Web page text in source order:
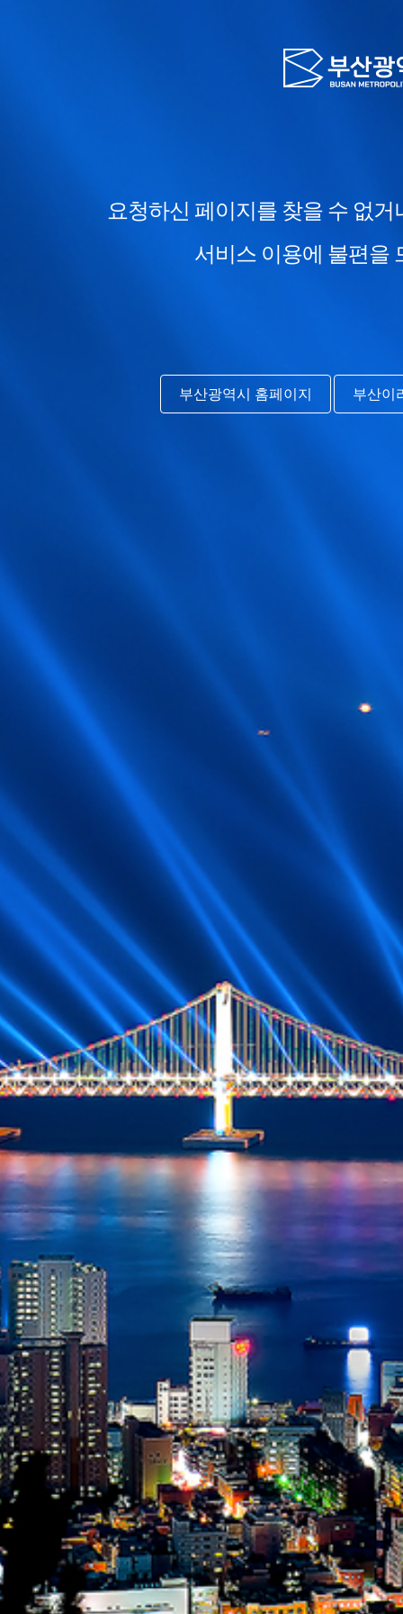
요청하신 페이지를 찾을 수 없
서비스 이용에 불편을
부산광역시 홈페이지 부산이